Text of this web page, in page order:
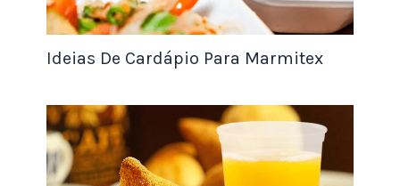
Fantástica Oficina
Castelo de Festa
Modernos e Minimalistas
Decorari
Ideias De Cardápio Para Marmitex